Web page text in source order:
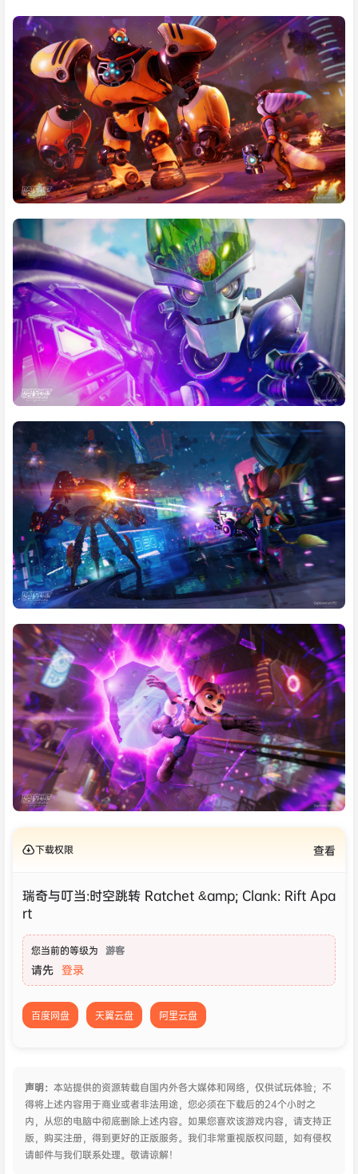
下载权限 查看
瑞奇与叮当:时空跳转 Ratchet &amp; Clank: Rift Apa
rt
您当前的等级为 游客
请先 登录
百度网盘 天翼云盘 阿里云盘
声明： 本站提供的资源转载自国内外各大媒体和网络，仅供试玩体验；不
得将上述内容用于商业或者非法用途，您必须在下载后的24个小时之
内，从您的电脑中彻底删除上述内容。如果您喜欢该游戏内容，请支持正
版，购买注册，得到更好的正版服务。我们非常重视版权问题，如有侵权
请邮件与我们联系处理。敬请谅解！